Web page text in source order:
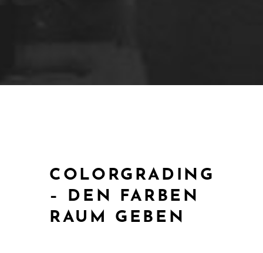
COLORGRADING
– DEN FARBEN
RAUM GEBEN